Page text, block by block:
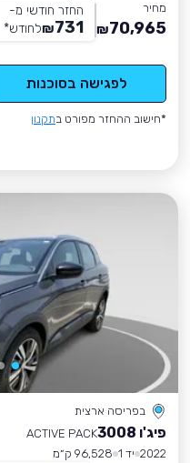
מחיר
70,965
₪
החזר חודשי מ-
731
₪לחודש*
לפגישה בסוכנות
*חישוב ההחזר מפורט בתקנון
בפריסה ארצית
פיג'ו 3008
ACTIVE PACK
2022 יד 1
96,528 ק״מ